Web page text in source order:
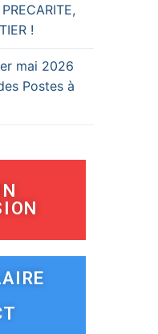
!
mai 2026
Postes à